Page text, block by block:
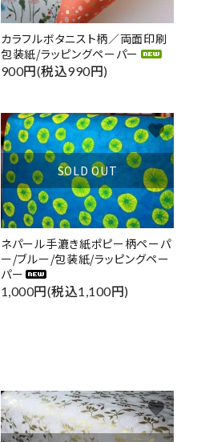
カラフルボタニスト柄／両面印刷
包装紙/ラッピングペーパー
900円(税込990円)
SOLD OUT
ネパール手漉き紙ポピー柄ペーパ
ー/ブルー/包装紙/ラッピングペー
パー
1,000円(税込1,100円)
favorite
favorite